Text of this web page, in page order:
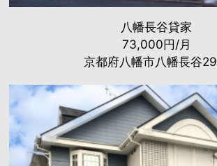
八幡長谷貸家
73,000円/月
京都府八幡市八幡長谷